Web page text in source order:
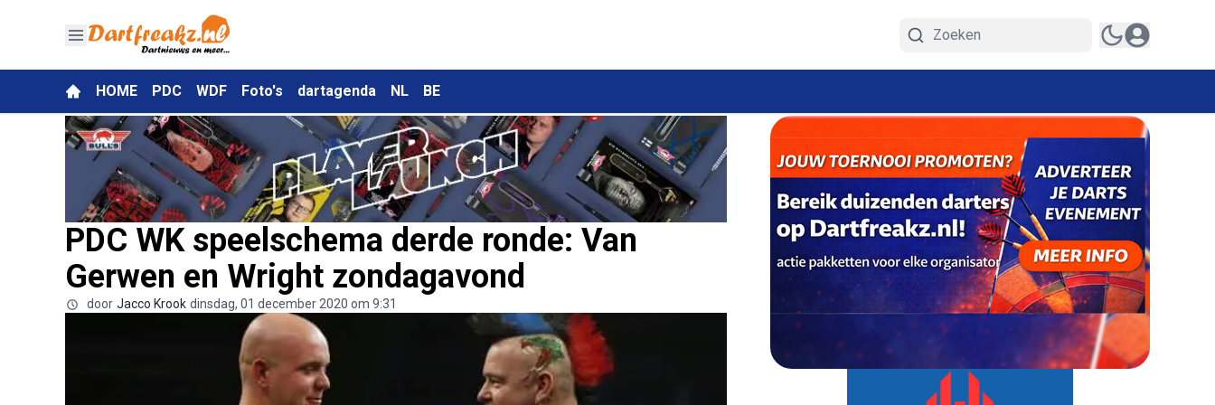
HOME PDC WDF Foto's dartagenda NL BE
PDC WK speelschema derde ronde: Van
Gerwen en Wright zondagavond
door Jacco Krook dinsdag, 01 december 2020 om 9:31